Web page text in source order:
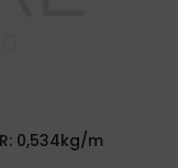
0,534kg/m